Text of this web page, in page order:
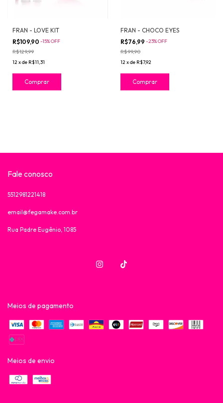
FRAN - LOVE KIT
R$109,90 -15%OFF
R$129,99
12xde R$11,31
FRAN - CHOCO EYES
R$76,99 -23%OFF
R$99,90
12xde R$7,92
Fale conosco
5512981221418
email@fegamake.com.br
Rua Padre Eugênio, 1085
Meios de pagamento
Meios de envio